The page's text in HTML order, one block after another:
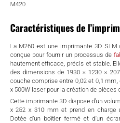
M420.
Caractéristiques de
La M260 est une imprimante 3D
conçue pour fournir un processus de
hautement efficace, précis et stable.
des dimensions de 1930 × 1230 ×
couche comprise entre 0,02 et 0,1
x 500W laser pour la création de pièces
Cette imprimante 3D dispose d’un
x 252 x 310 mm et prend en charge
Dotée d’un boîtier fermé et d’un